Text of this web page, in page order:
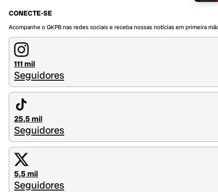
CONECTE-SE
Acompanhe o GKPB nas redes sociais e receba nossas notícias em primeira
111 mil
Seguidores
25,5 mil
Seguidores
5,5 mil
Seguidores